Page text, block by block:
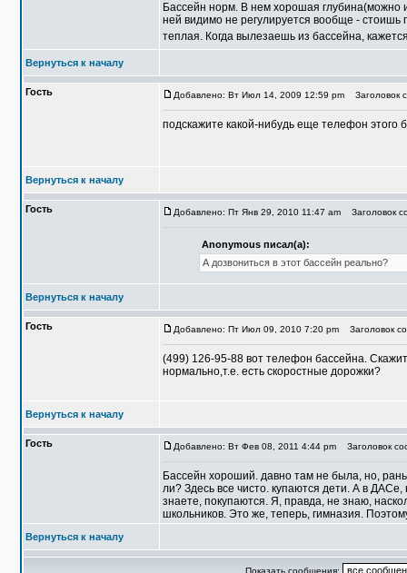
Бассейн норм. В нем хорошая глубина(можно
ней видимо не регулируется вообще - стоишь
теплая. Когда вылезаешь из бассейна,
Вернуться к началу
Гость Добавлено: Вт Июл 14, 2009 12:59 pm Заголовок
подскажите какой-нибудь еще телефон этого
Вернуться к началу
Гость Добавлено: Пт Янв 29, 2010 11:47 am Заголовок
Anonymous писал(а):
А дозвониться в этот бассейн реально?
Вернуться к началу
Гость Добавлено: Пт Июл 09, 2010 7:20 pm Заголовок
(499) 126-95-88 вот телефон бассейна.
нормально,т.е. есть скоростные дорожки?
Вернуться к началу
Гость Добавлено: Вт Фев 08, 2011 4:44 pm Заголовок
Бассейн хороший. давно там не была, но,
ли? Здесь все чисто. купаются дети. А в
знаете, покупаются. Я, правда, не знаю,
школьников. Это же, теперь, гимназия.
Вернуться к началу
Показать сообщения: